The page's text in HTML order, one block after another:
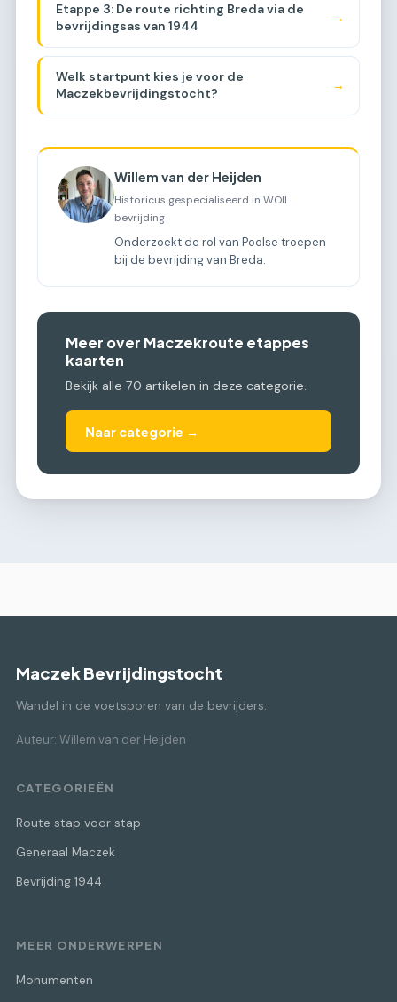
Etappe 3: De route richting Breda via de
bevrijdingsas van 1944
→
Welk startpunt kies je voor de
Maczekbevrijdingstocht?
→
Willem van der Heijden
Historicus gespecialiseerd in WOII
bevrijding
Onderzoekt de rol van Poolse troepen
bij de bevrijding van Breda.
Meer over Maczekroute etappes
kaarten
Bekijk alle 70 artikelen in deze categorie.
Naar categorie →
Maczek Bevrijdingstocht
Wandel in de voetsporen van de bevrijders.
Auteur: Willem van der Heijden
CATEGORIEËN
Route stap voor stap
Generaal Maczek
Bevrijding 1944
MEER ONDERWERPEN
Monumenten